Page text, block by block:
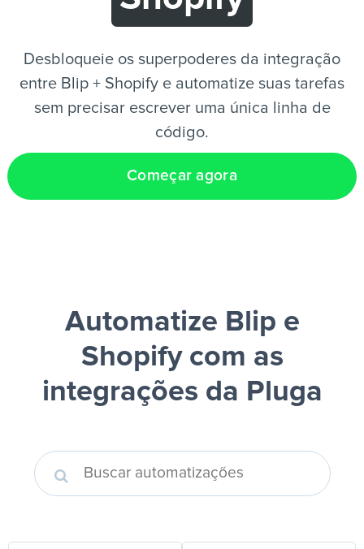
Desbloqueie os superpoderes da integração
entre Blip + Shopify e automatize suas tarefas
sem precisar escrever uma única linha de
código.
Começar agora
Automatize Blip e
Shopifycom as
integrações da Pluga